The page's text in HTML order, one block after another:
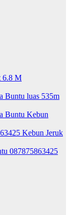
6.8 M
Buntu luas 535m
Buntu Kebun
Kebun Jeruk
087875863425